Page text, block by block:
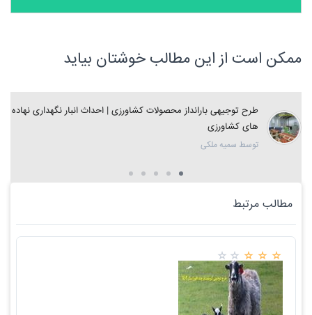
ممکن است از این مطالب خوشتان بیاید
طرح توجیهی بارانداز محصولات کشاورزی | احداث انبار نگهداری نهاده
های کشاورزی
توسط سمیه ملکی
مطالب مرتبط